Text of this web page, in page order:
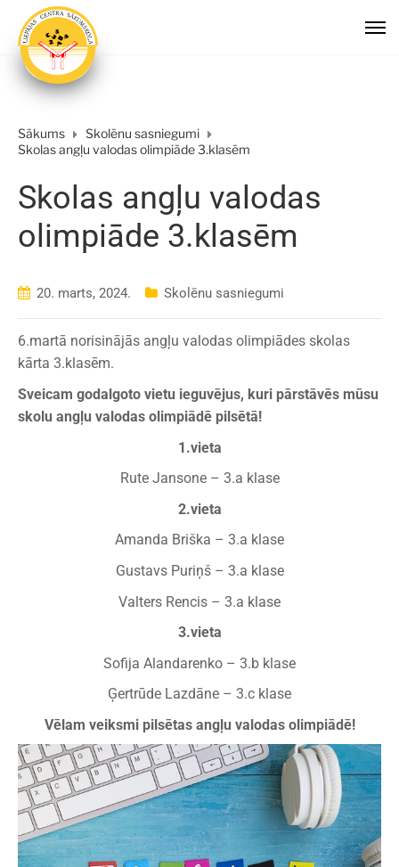
Sākums
Skolēnu sasniegumi
Skolas angļu valodas olimpiāde 3.klasēm
Skolas angļu valodas
olimpiāde 3.klasēm
20. marts, 2024. Skolēnu sasniegumi
6.martā norisinājās angļu valodas olimpiādes skolas
kārta 3.klasēm.
Sveicam godalgoto vietu ieguvējus, kuri pārstāvēs mūsu
skolu angļu valodas olimpiādē pilsētā!
1.vieta
Rute Jansone – 3.a klase
2.vieta
Amanda Briška – 3.a klase
Gustavs Puriņš – 3.a klase
Valters Rencis – 3.a klase
3.vieta
Sofija Alandarenko – 3.b klase
Ģertrūde Lazdāne – 3.c klase
Vēlam veiksmi pilsētas angļu valodas olimpiādē!